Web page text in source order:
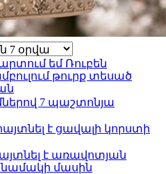
եմ Ռուբեն
թուրք տեսած
7 պաշտոնյա
է ցավալի կորստի
է առավոտյան
մասին